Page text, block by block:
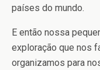
países do mundo.
E então nossa
exploração que nos
organizamos para